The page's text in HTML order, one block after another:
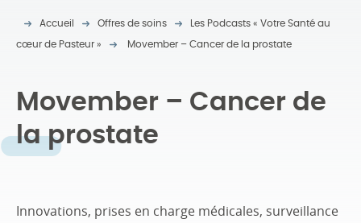
Accueil Offres de soins Les Podcasts « Votre Santé au
cœur de Pasteur » Movember – Cancer de la prostate
Movember – Cancer de
la prostate
Innovations, prises en charge médicales, surveillance